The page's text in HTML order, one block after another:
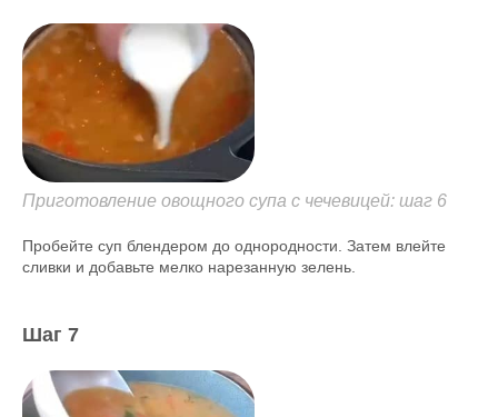
Приготовление овощного супа с чечевицей: шаг 6
Пробейте суп блендером до однородности. Затем влейте
сливки и добавьте мелко нарезанную зелень.
Шаг 7